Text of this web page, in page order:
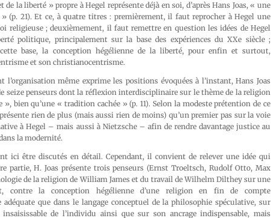
la liberté » propre à Hegel représente déjà en soi, d’après Hans Joas, « une
(p. 21). Et ce, à quatre titres : premièrement, il faut reprocher à Hegel une
religieuse ; deuxièmement, il faut remettre en question les idées de Hegel
politique, principalement sur la base des expériences du XXe siècle ;
base, la conception hégélienne de la liberté, pour enfin et surtout,
et son christianocentrisme.
l’organisation même exprime les positions évoquées à l’instant, Hans Joas
seize penseurs dont la réflexion interdisciplinaire sur le thème de la religion
bien qu’une « tradition cachée » (p. 11). Selon la modeste prétention de ce
rien de plus (mais aussi rien de moins) qu’un premier pas sur la voie
à Hegel – mais aussi à Nietzsche – afin de rendre davantage justice au
la modernité.
ici être discutés en détail. Cependant, il convient de relever une idée qui
partie, H. Joas présente trois penseurs (Ernst Troeltsch, Rudolf Otto, Max
de la religion de William James et du travail de Wilhelm Dilthey sur une
contre la conception hégélienne d’une religion en fin de compte
que dans le langage conceptuel de la philosophie spéculative, sur
insaisissable de l’individu ainsi que sur son ancrage indispensable, mais